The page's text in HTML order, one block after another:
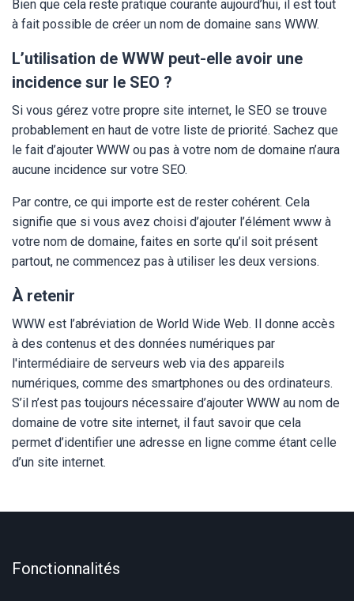
Bien que cela reste pratique courante aujourd’hui, il est tout
à fait possible de créer un nom de domaine sans WWW.
L’utilisation de WWW peut-elle avoir une
incidence sur le SEO ?
Si vous gérez votre propre site internet, le SEO se trouve
probablement en haut de votre liste de priorité. Sachez que
le fait d’ajouter WWW ou pas à votre nom de domaine n’aura
aucune incidence sur votre SEO.
Par contre, ce qui importe est de rester cohérent. Cela
signifie que si vous avez choisi d’ajouter l’élément www à
votre nom de domaine, faites en sorte qu’il soit présent
partout, ne commencez pas à utiliser les deux versions.
À retenir
WWW est l’abréviation de World Wide Web. Il donne accès
à des contenus et des données numériques par
l'intermédiaire de serveurs web via des appareils
numériques, comme des smartphones ou des ordinateurs.
S’il n’est pas toujours nécessaire d’ajouter WWW au nom de
domaine de votre site internet, il faut savoir que cela
permet d’identifier une adresse en ligne comme étant celle
d’un site internet.
Fonctionnalités